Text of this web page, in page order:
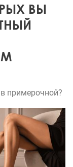
ВЫ
примерочной?